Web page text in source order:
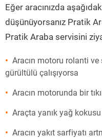
Eğer aracınızda
düşünüyorsanız Pratik
Pratik Araba servisini
Aracın motoru rolanti
gürültülü çalışıyorsa
Aracın motorunda bir
Araçta yanık yağ
Aracın yakıt sarfiyatı